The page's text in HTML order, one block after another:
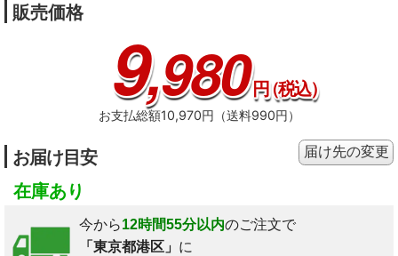
販売価格
9,980円（税込）
お支払総額10,970円（送料990円）
お届け目安
在庫あり
今から12時間55分以内のご注文で
「東京都港区」 に
届け先の変更